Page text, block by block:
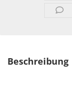
Beschreibung